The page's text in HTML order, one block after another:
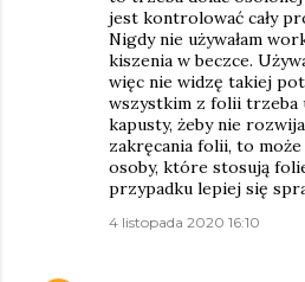
jest kontrolować cały
Nigdy nie używałam
kiszenia w beczce.
więc nie widzę takiej
wszystkim z folii trzeba
kapusty, żeby nie
zakręcania folii, to
osoby, które stosują
przypadku lepiej się
4 listopada 2020 16:10